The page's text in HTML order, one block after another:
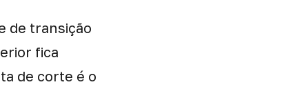
de transição
fica
de corte é o